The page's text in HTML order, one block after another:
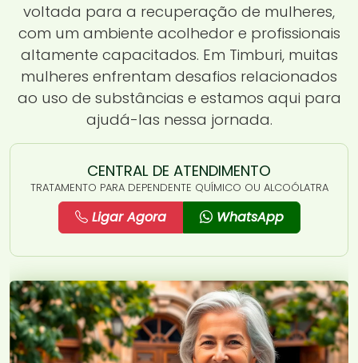
voltada para a recuperação de mulheres,
com um ambiente acolhedor e profissionais
altamente capacitados. Em Timburi, muitas
mulheres enfrentam desafios relacionados
ao uso de substâncias e estamos aqui para
ajudá-las nessa jornada.
CENTRAL DE ATENDIMENTO
TRATAMENTO PARA DEPENDENTE QUÍMICO OU ALCOÓLATRA
Ligar Agora WhatsApp